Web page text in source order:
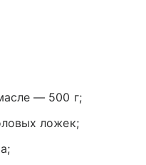
— 500 г;
ложек;